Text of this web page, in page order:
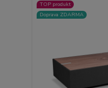
TOP produkt
Doprava ZDARMA